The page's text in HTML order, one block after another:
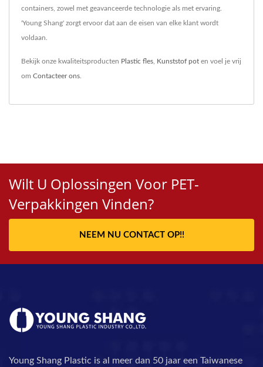
containers, zowel met geavanceerde technologie als met ervaring.
'Young Shang' zorgt ervoor dat aan de eisen van elke klant wordt
voldaan.
Bekijk onze kwaliteitsproducten Plastic fles Kunststof pot en voel je vrij
om Contacteer ons
Wilt U Oplossingen Voor PET-
Verpakkingen Vinden?
NEEM NU CONTACT OP!!
Young Shang Plastic is al meer dan 50 jaar een Taiwanese